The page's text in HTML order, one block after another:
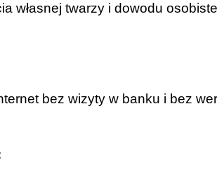
własnej twarzy i dowodu
bez wizyty w banku i bez